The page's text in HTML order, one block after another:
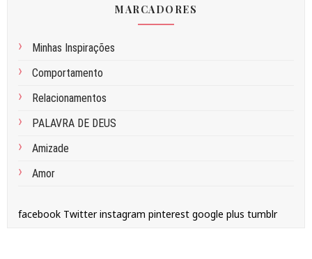
MARCADORES
Minhas Inspirações
Comportamento
Relacionamentos
PALAVRA DE DEUS
Amizade
Amor
facebook Twitter instagram pinterest google plus tumblr